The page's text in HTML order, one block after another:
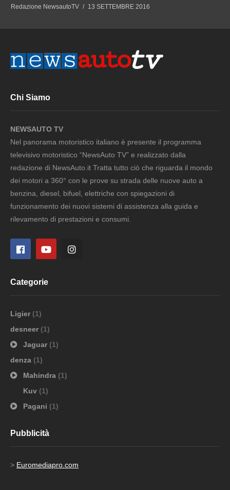
Redazione NewsautoTV 13 SETTEMBRE 2016
Chi Siamo
NEWSAUTO TV
Nel panorama motoristico italiano è presente il programma
televisivo motoristico “NewsAuto TV” e realizzato dalla
redazione di NewsAuto.it Tratta tutto ciò che riguarda il mondo
dei motori a 360° con le prove su strada delle nuove auto a
benzina, diesel, bifuel, elettriche con spiegazioni di
funzionamento dei nuovi sistemi di assistenza alla guida e
rilevamento di prestazioni e consumi.
Categorie
Ligier (1)
desneer (1)
Jaguar (1)
denza (1)
Mahindra (1)
Kuv (1)
Pagani (1)
Pubblicità
> Euromediapro.com